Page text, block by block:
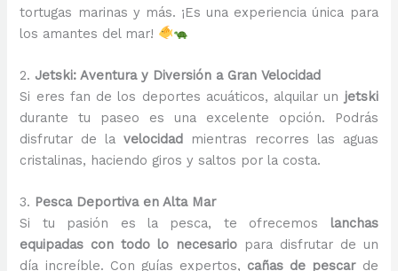
tortugas marinas y más. ¡Es una experiencia única para
los amantes del mar!
2. Jetski: Aventura y Diversión a Gran Velocidad
Si eres fan de los deportes acuáticos, alquilar un jetski
durante tu paseo es una excelente opción. Podrás
disfrutar de lavelocidad mientras recorres las aguas
cristalinas, haciendo giros y saltos por la costa.
3. Pesca Deportiva en Alta Mar
Si tu pasión es la pesca, te ofrecemos lanchas
equipadas con todo lo necesario para disfrutar de un
día increíble. Con guías expertos, cañas de pescarde